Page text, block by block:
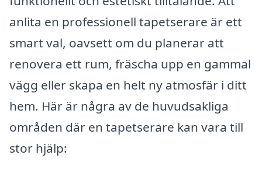
anlita en professionell tapetserare är ett
smart val, oavsett om du planerar att
renovera ett rum, fräscha upp en gammal
vägg eller skapa en helt ny atmosfär i ditt
hem. Här är några av de huvudsakliga
områden där en tapetserare kan vara till
stor hjälp: